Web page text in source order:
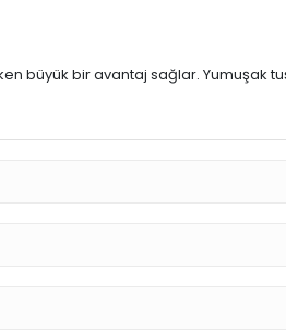
büyük bir avantaj sağlar. Yumuşak